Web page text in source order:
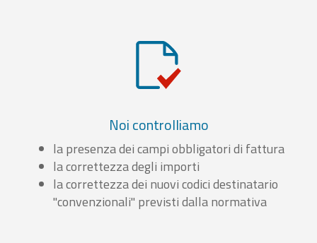
Noi controlliamo
la presenza dei campi obbligatori di fattura
la correttezza degli importi
la correttezza dei nuovi codici destinatario
"convenzionali" previsti dalla normativa